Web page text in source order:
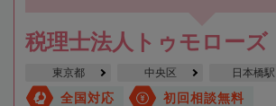
税理士法人トゥモローズ
東京都 中央区 日本橋駅
全国対応 初回相談無料